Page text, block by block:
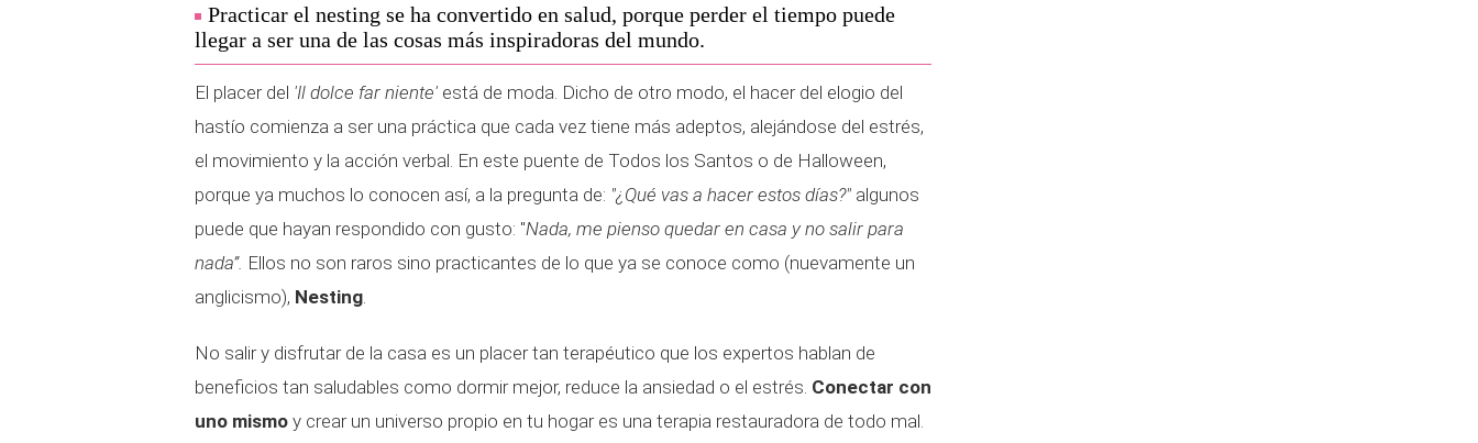
Practicar el nesting se ha convertido en salud, porque perder el tiempo puede
llegar a ser una de las cosas más inspiradoras del mundo.
El placer del 'Il dolce far niente' está de moda. Dicho de otro modo, el hacer del elogio del
hastío comienza a ser una práctica que cada vez tiene más adeptos, alejándose del estrés,
el movimiento y la acción verbal. En este puente de Todos los Santos o de Halloween,
porque ya muchos lo conocen así, a la pregunta de: "¿Qué vas a hacer estos días?" algunos
puede que hayan respondido con gusto: "Nada, me pienso quedar en casa y no salir para
nada”. Ellos no son raros sino practicantes de lo que ya se conoce como (nuevamente un
anglicismo), Nesting.
No salir y disfrutar de la casa es un placer tan terapéutico que los expertos hablan de
beneficios tan saludables como dormir mejor, reduce la ansiedad o el estrés. Conectar con
uno mismo y crear un universo propio en tu hogar es una terapia restauradora de todo mal.